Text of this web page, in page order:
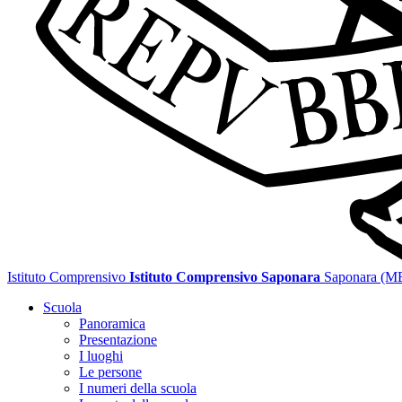
Istituto Comprensivo Istituto Comprensivo Saponara Saponara
Scuola
Panoramica
Presentazione
I luoghi
Le persone
I numeri della scuola